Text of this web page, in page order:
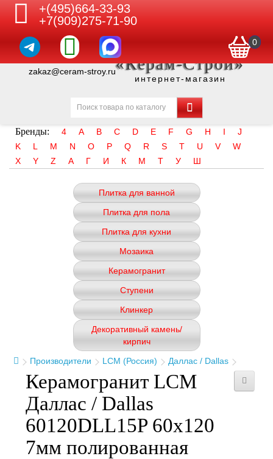
+(495)664-33-93
+7(909)275-71-90
0
zakaz@ceram-stroy.ru«Керам-Строй»
интернет-магазин
Бренды: 4 A B C D E F G H I
J
K
L M N O P Q R S T U V
W
X
Y Z А Г И К М Т У Ш
Плитка для ванной
Плитка для пола
Плитка для кухни
Мозаика
Керамогранит
Ступени
Клинкер
Декоративный камень/
кирпич
Производители
LCM (Россия) Даллас / Dallas
Керамогранит LCM
Даллас / Dallas
60120DLL15P 60x120
7мм полированная